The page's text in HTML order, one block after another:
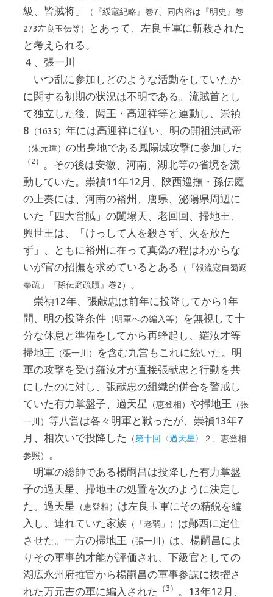
級、皆賊将」
（『綏寇紀略』巻7、同内容は『明史』巻
273左良玉伝等）
とあって、左良玉軍に斬殺された
と考えられる。
４、張一川
いつ乱に参加しどのような活動をしていたか
に関する初期の状況は不明である。流賊首とし
て独立した後、闖王・高迎祥等と連動し、崇禎
8 （1635） 年には高迎祥に従い、明の開祖洪武帝
（朱元璋） の出身地である鳳陽城攻撃に参加した
（2）
。その後は安徽、河南、湖北等の省境を流
動していた。崇禎11年12月、陝西巡撫・孫伝庭
の上奏には、河南の裕州、唐県、泌陽県周辺に
いた「四大営賊」の闖塌天、老回回、掃地王、
興世王は、「けっして人を殺さず、火を放た
ず」、ともに裕州に在って真偽の程はわからな
いが官の招撫を求めているとある
（「報流寇自蜀返
秦疏」『孫伝庭疏牘』巻2）
崇禎12年、張献忠は前年に投降してから1年
間、明の投降条件 （明軍への編入等）
を無視して十
分な休息と準備をしてから再蜂起し、羅汝才等
掃地王 （張一川）
を含む九営もこれに続いた。明
軍の攻撃を受け羅汝才が直接張献忠と行動を共
にしたのに対し、張献忠の組織的併合を警戒し
ていた有力掌盤子、過天星
（恵登相） や掃地王 （張
一川） 等八営は各々明軍と戦ったが、崇禎13年7
月、相次いで投降した
（第十回〈過天星〉
２、恵登相
参照）
明軍の総帥である楊嗣昌は投降した有力掌盤
子の過天星、掃地王の処置を次のように決定し
た。過天星
（恵登相） は左良玉軍にその精鋭を編
入し、連れていた家族 （「老弱」） は鄖西に定住
させた。一方の掃地王 （張一川） は、楊嗣昌によ
りその軍事的才能が評価され、下級官としての
湖広永州府推官から楊嗣昌の軍事参謀に抜擢さ
れた万元吉の軍に編入された
（3） 。13年12月、